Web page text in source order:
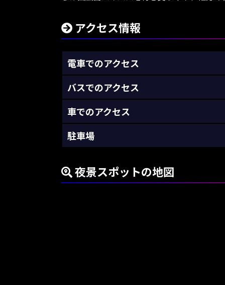
アクセス情報
電車でのアクセス
バスでのアクセス
車でのアクセス
駐車場
夜景スポットの地図